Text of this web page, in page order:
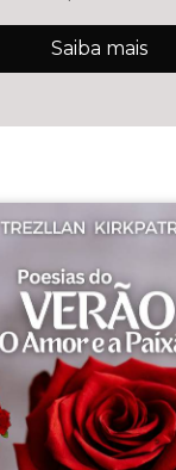
Saiba mais